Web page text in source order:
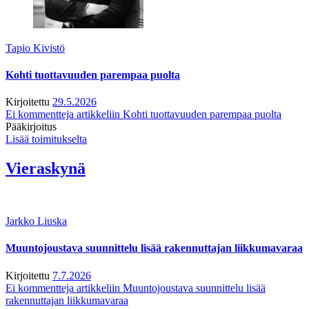
Tapio Kivistö
Kohti tuottavuuden parempaa puolta
Kirjoitettu 29.5.2026
Ei kommentteja artikkeliin Kohti tuottavuuden parempaa puolta
Pääkirjoitus
Lisää toimitukselta
Vieraskynä
Jarkko Liuska
Muuntojoustava suunnittelu lisää rakennuttajan liikkumavaraa
Kirjoitettu 7.7.2026
Ei kommentteja artikkeliin Muuntojoustava suunnittelu lisää
rakennuttajan liikkumavaraa